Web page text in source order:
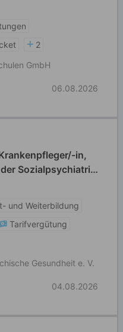
2
GmbH
06.08.2026
in,
Sozialpsychiatrie -
und Weiterbildung
Tarifvergütung
Gesundheit e. V.
04.08.2026